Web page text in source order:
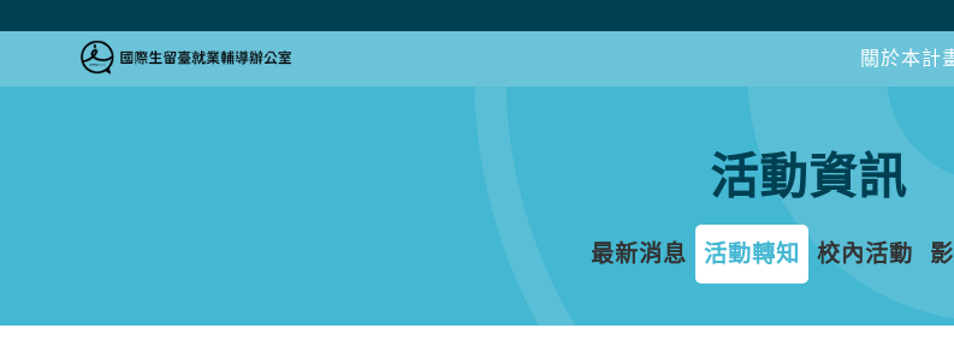
關於本計
活動資訊
最新消息 活動轉知 校內活動